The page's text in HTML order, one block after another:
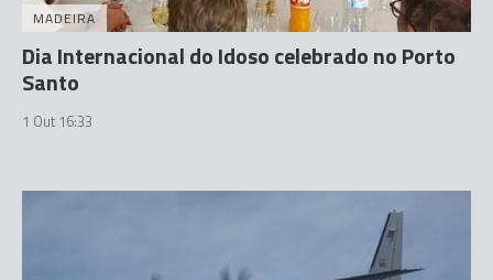
MADEIRA
Dia Internacional do Idoso celebrado no Porto
Santo
1 Out 16:33